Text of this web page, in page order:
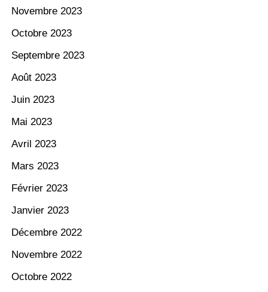
Novembre 2023
Octobre 2023
Septembre 2023
Août 2023
Juin 2023
Mai 2023
Avril 2023
Mars 2023
Février 2023
Janvier 2023
Décembre 2022
Novembre 2022
Octobre 2022